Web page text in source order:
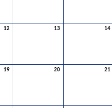
12 13 14
19 20 21